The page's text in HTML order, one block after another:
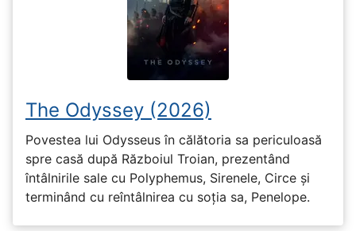
The Odyssey (2026)
Povestea lui Odysseus în călătoria sa periculoasă
spre casă după Războiul Troian, prezentând
întâlnirile sale cu Polyphemus, Sirenele, Circe și
terminând cu reîntâlnirea cu soția sa, Penelope.